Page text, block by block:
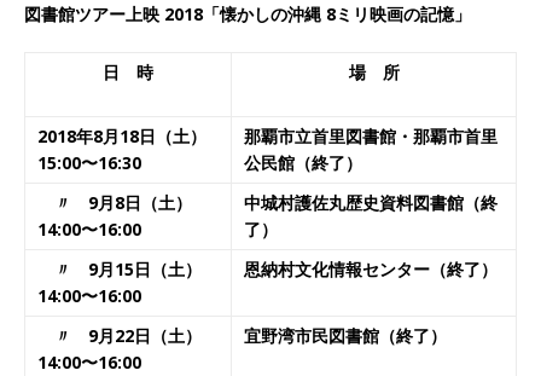
図書館ツアー上映 2018「懐かしの沖縄 8ミリ映画の記憶」
日 時 場 所
2018年8月18日（土）
15:00〜16:30
那覇市立首里図書館・那覇市首里
公民館（終了）
〃 9月8日（土）
14:00〜16:00
中城村護佐丸歴史資料図書館 （終
了）
〃 9月15日（土）
14:00〜16:00
恩納村文化情報センター （終了）
〃 9月22日（土）
14:00〜16:00
宜野湾市民図書館 （終了）